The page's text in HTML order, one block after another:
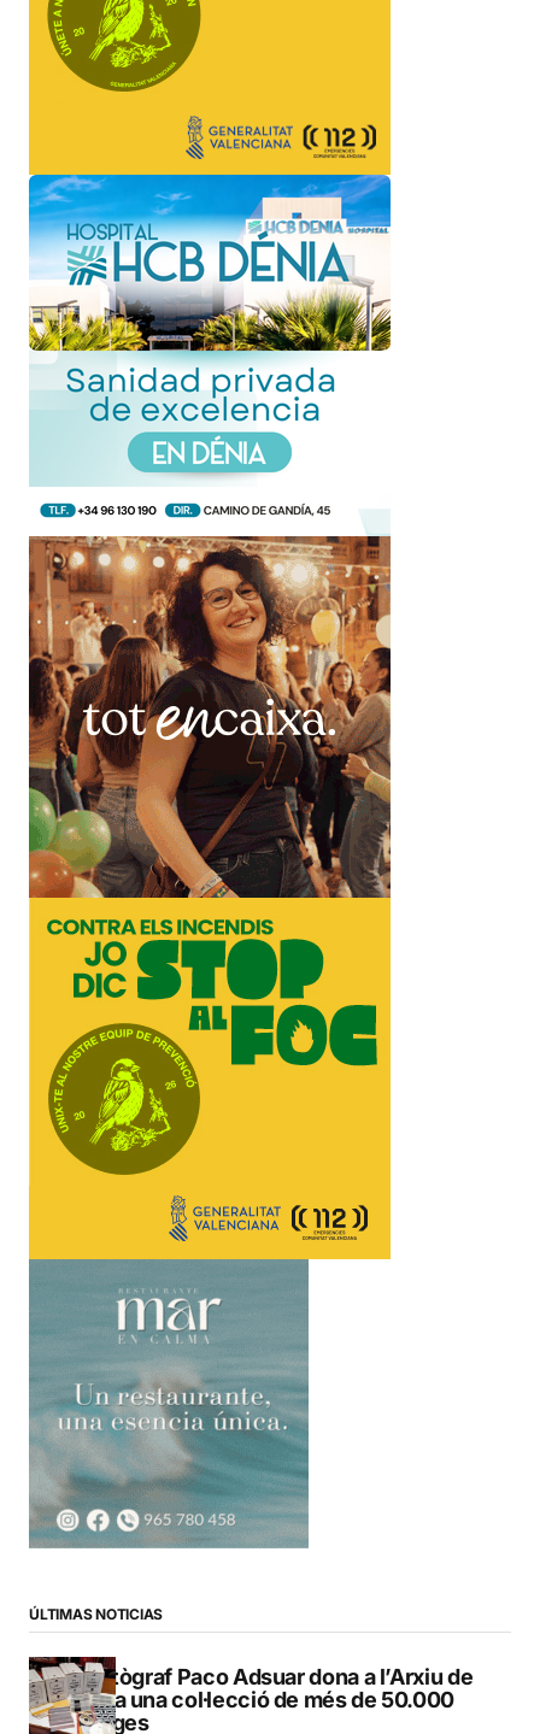
ÚLTIMAS NOTICIAS
El fotògraf Paco Adsuar dona a l’Arxiu de
Dénia una col·lecció de més de 50.000
imatges